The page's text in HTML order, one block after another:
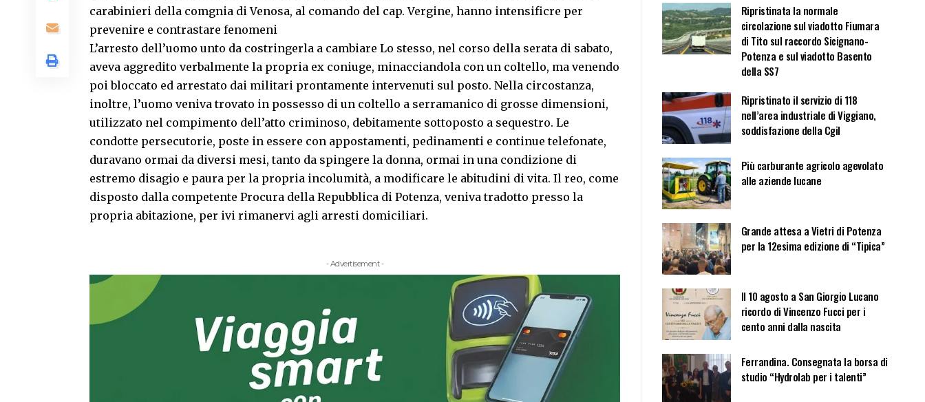
carabinieri della comgnia di Venosa, al comando del cap. Vergine, hanno intensificre per
prevenire e contrastare fenomeni
L’arresto dell’uomo unto da costringerla a cambiare Lo stesso, nel corso della serata di sabato,
aveva aggredito verbalmente la propria ex coniuge, minacciandola con un coltello, ma venendo
poi bloccato ed arrestato dai militari prontamente intervenuti sul posto. Nella circostanza,
inoltre, l’uomo veniva trovato in possesso di un coltello a serramanico di grosse dimensioni,
utilizzato nel compimento dell’atto criminoso, debitamente sottoposto a sequestro. Le
condotte persecutorie, poste in essere con appostamenti, pedinamenti e continue telefonate,
duravano ormai da diversi mesi, tanto da spingere la donna, ormai in una condizione di
estremo disagio e paura per la propria incolumità, a modificare le abitudini di vita. Il reo, come
disposto dalla competente Procura della Repubblica di Potenza, veniva tradotto presso la
propria abitazione, per ivi rimanervi agli arresti domiciliari.
- Advertisement -
Ripristinata la normale
circolazione sul viadotto Fiumara
di Tito sul raccordo Sicignano-
Potenza e sul viadotto Basento
della SS7
Ripristinato il servizio di 118
nell’area industriale di Viggiano,
soddisfazione della Cgil
Più carburante agricolo agevolato
alle aziende lucane
Grande attesa a Vietri di Potenza
per la 12esima edizione di “Tipica”
Il 10 agosto a San Giorgio Lucano
ricordo di Vincenzo Fucci per i
cento anni dalla nascita
Ferrandina. Consegnata la borsa di
studio “Hydrolab per i talenti”